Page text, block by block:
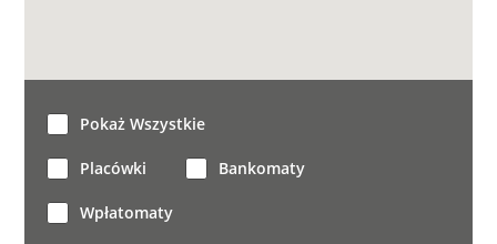
Pokaż Wszystkie
Placówki Bankomaty
Wpłatomaty